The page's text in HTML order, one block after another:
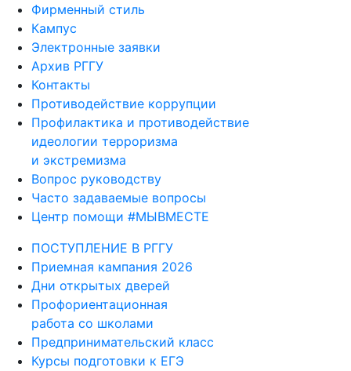
Юридическая клиника
Фирменный стиль
Кампус
Электронные заявки
Архив РГГУ
Контакты
Противодействие коррупции
Профилактика и противодействие
идеологии терроризма
и экстремизма
Вопрос руководству
Часто задаваемые вопросы
ПОСТУПЛЕНИЕ В РГГУ
Приемная кампания 2026
Дни открытых дверей
Профориентационная
работа со школами
Предпринимательский класс